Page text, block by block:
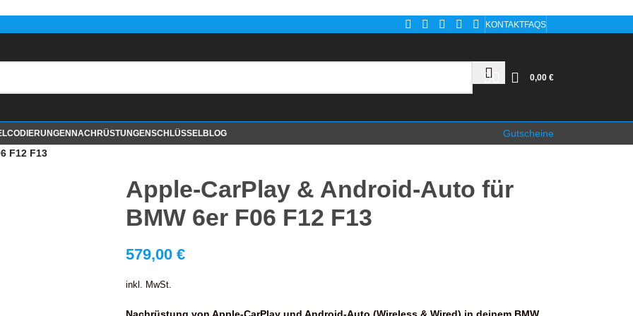
KONTAKTFAQS
0,00 €
CODIERUNGEN NACHRÜSTUNGENSCHLÜSSELBLOG
Gutscheine
F12 F13
Apple-CarPlay & Android-Auto für
BMW 6er F06 F12 F13
579,00 €
inkl. MwSt.